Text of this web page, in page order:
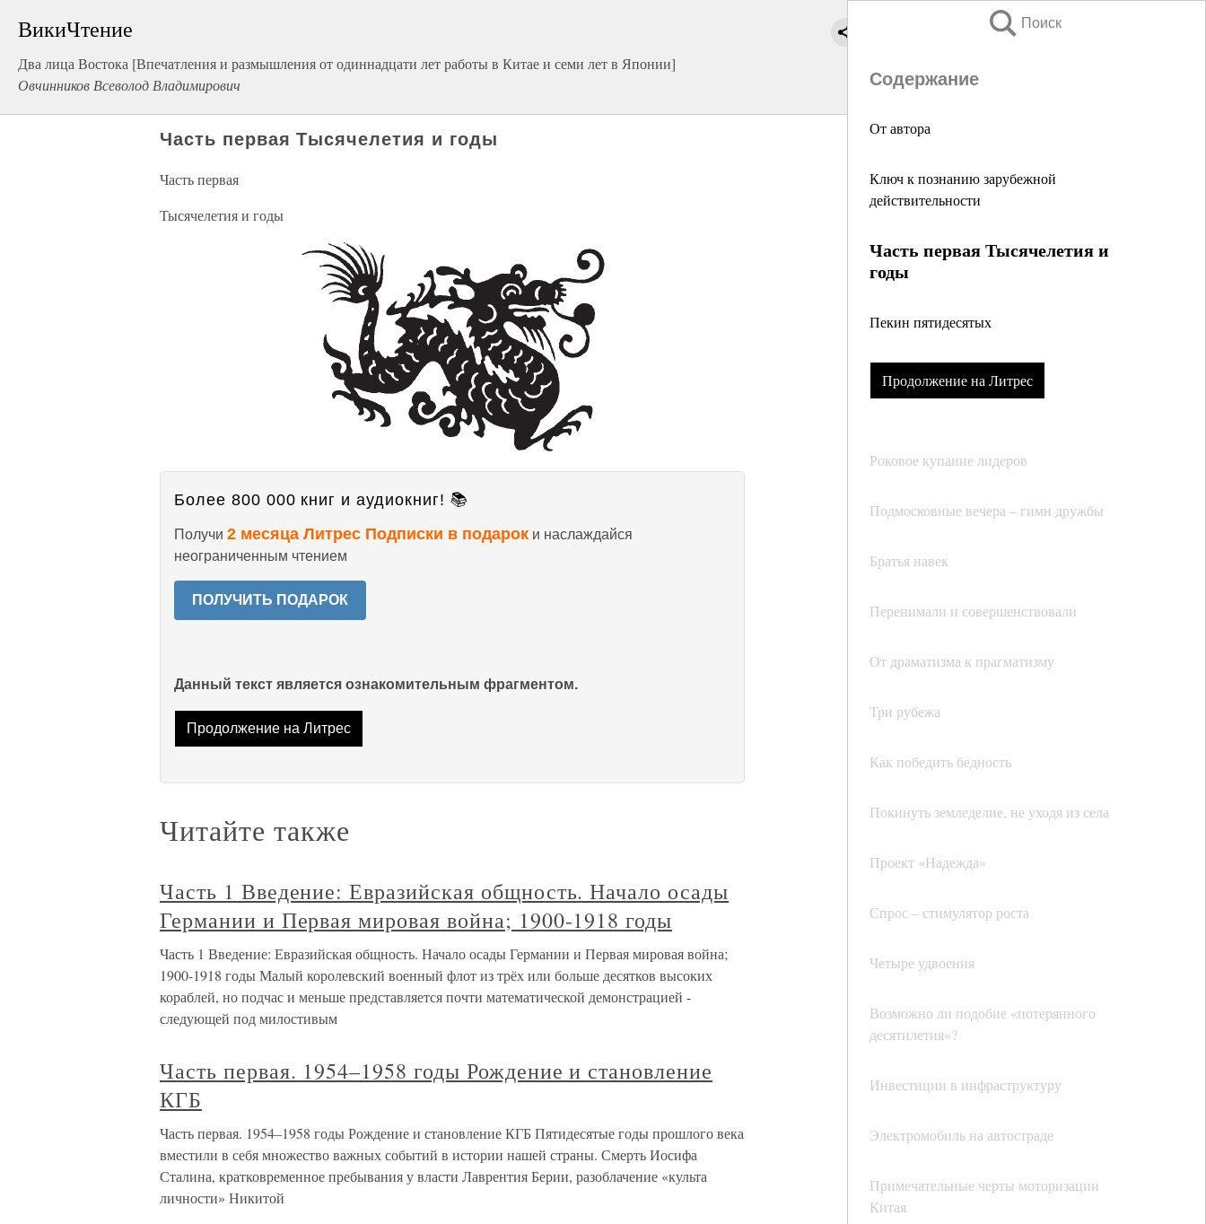
ВикиЧтение
Два лица Востока [Впечатления и размышления от одиннадцати лет работы в Китае и семи лет в Японии]
Овчинников Всеволод Владимирович
Поиск
Содержание
От автора
Ключ к познанию зарубежной
действительности
Часть первая Тысячелетия и
годы
Пекин пятидесятых
Продолжение на Литрес
Роковое купание лидеров
Подмосковные вечера – гимн дружбы
Братья навек
Перенимали и совершенствовали
От драматизма к прагматизму
Три рубежа
Как победить бедность
Покинуть земледелие, не уходя из села
Проект «Надежда»
Спрос – стимулятор роста
Четыре удвоения
Возможно ли подобие «потерянного
десятилетия»?
Инвестиции в инфраструктуру
Электромобиль на автостраде
Примечательные черты моторизации
Китая
Часть первая Тысячелетия и годы
Часть первая
Тысячелетия и годы
Более 800 000 книг и аудиокниг! 📚
Получи 2 месяца Литрес Подписки в подарок и наслаждайся
неограниченным чтением
ПОЛУЧИТЬ ПОДАРОК
Данный текст является ознакомительным фрагментом.
Продолжение на Литрес
Читайте также
Часть 1 Введение: Евразийская общность. Начало осады
Германии и Первая мировая война; 1900-1918 годы
Часть 1 Введение: Евразийская общность. Начало осады Германии и Первая мировая война;
1900-1918 годы Малый королевский военный флот из трёх или больше десятков высоких
кораблей, но подчас и меньше представляется почти математической демонстрацией -
следующей под милостивым
Часть первая. 1954–1958 годы Рождение и становление
КГБ
Часть первая. 1954–1958 годы Рождение и становление КГБ Пятидесятые годы прошлого века
вместили в себя множество важных событий в истории нашей страны. Смерть Иосифа
Сталина, кратковременное пребывания у власти Лаврентия Берии, разоблачение «культа
личности» Никитой